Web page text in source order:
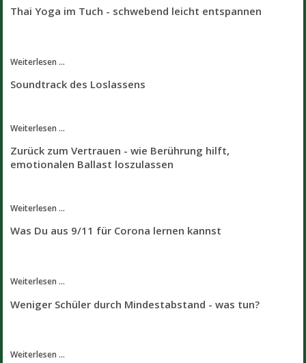
Thai Yoga im Tuch - schwebend leicht entspannen
Weiterlesen ...
Soundtrack des Loslassens
Weiterlesen ...
Zurück zum Vertrauen - wie Berührung hilft,
emotionalen Ballast loszulassen
Weiterlesen ...
Was Du aus 9/11 für Corona lernen kannst
Weiterlesen ...
Weniger Schüler durch Mindestabstand - was tun?
Weiterlesen ...